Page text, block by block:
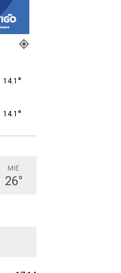
14.1 °
14.1 °
MIÉ
26°